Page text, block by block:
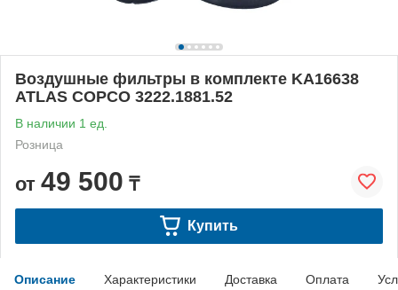
Воздушные фильтры в комплекте KA16638
ATLAS COPCO 3222.1881.52
В наличии 1 ед.
Розница
от 49 500 ₸
Купить
Описание Характеристики Доставка Оплата